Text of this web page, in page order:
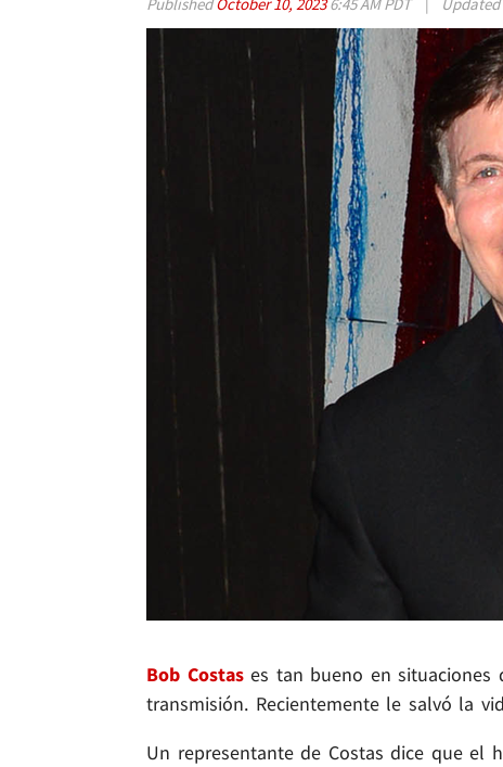
PublishedOctober 10, 20236:45 AM PDT | Updated
Bob Costases tan bueno en situaciones
transmisión. Recientemente le salvó la
Un representante de Costas dice que el